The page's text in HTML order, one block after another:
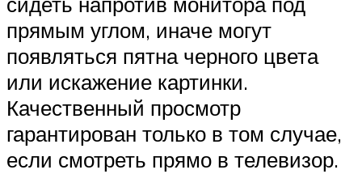
прямым углом, иначе могут
появляться пятна черного цвета
или искажение картинки.
Качественный просмотр
гарантирован только в том случае,
если смотреть прямо в телевизор.